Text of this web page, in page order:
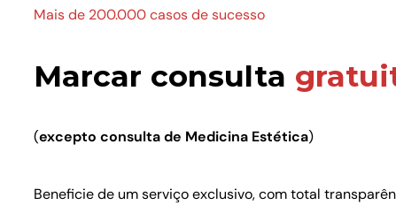
Mais de 200.000 casos de sucesso
Marcar consulta
(excepto consulta de Medicina Estética)
Beneficie de um serviço exclusivo, com total